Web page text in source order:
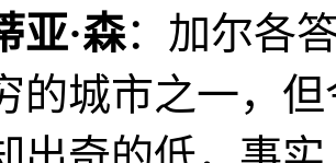
亚·森：加尔各
的城市之一，